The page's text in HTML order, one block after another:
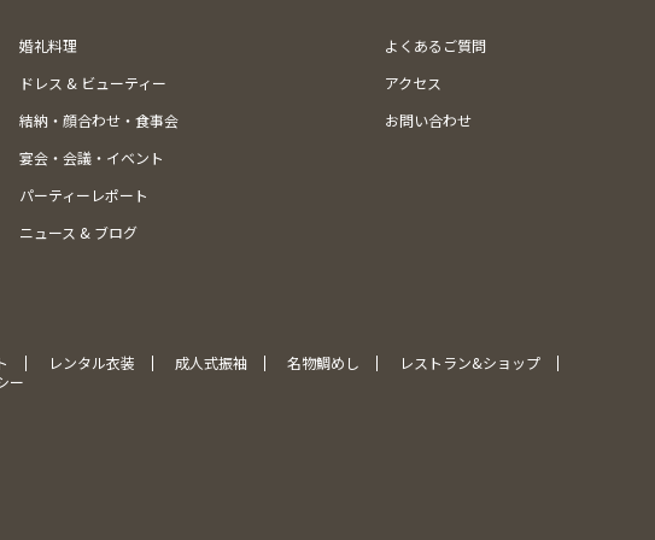
婚礼料理
ドレス & ビューティー
結納・顔合わせ・食事会
宴会・会議・イベント
パーティーレポート
ニュース & ブログ
よくあるご質問
アクセス
お問い合わせ
レンタル衣装 成人式振袖 名物鯛めし
レストラン&ショップ
ー